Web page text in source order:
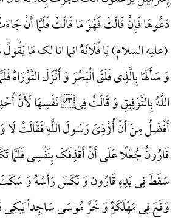
دَعُوهَا فَإِنْ قَالَتْ فَهُوَ مَا قَالَتْ فَلَمَّا أَنْ
(علیه السلام) یَا فُلَانَهًُْ انما انا لک مَا
وَ سَأَلَهَا بِالَّذِی فَلَقَ الْبَحْرَ وَ أَنْزَلَ التَّوْرَاهًَْ
اللَّهُ بِالتَّوْفِیقِ وَ قَالَتْ فِی نَفْسِهَا لَأَنْ
أَفْضَلُ مِنْ أَنْ أُؤْذِیَ رَسُولَ اللَّهِ فَقَالَتْ
قَارُونُ جُعْلًا عَلَی أَنْ أَقْذِفَکَ بِنَفْسِی فَلَمَّا
سَقَطَ فِی یَدِهِ قَارُون وَ نَکَسَ رَأسُهُ وَ سَکَتَ
وَقَعَ فِی مَهْلَکَهًٍْ وَ خَرَّ مُوسَی سَاجِداً یَبْکِی